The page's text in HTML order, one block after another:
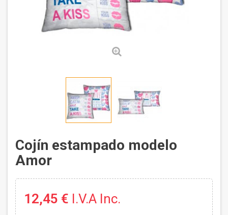
Cojín estampado modelo
Amor
12,45 € I.V.A Inc.